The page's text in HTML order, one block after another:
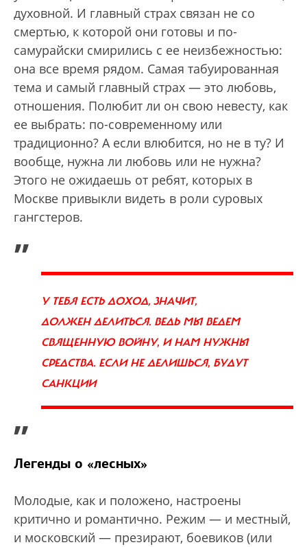
духовной. И главный страх связан не со
смертью, к которой они готовы и по-
самурайски смирились с ее неизбежностью:
она все время рядом. Самая табуированная
тема и самый главный страх — это любовь,
отношения. Полюбит ли он свою невесту, как
ее выбрать: по-современному или
традиционно? А если влюбится, но не в ту? И
вообще, нужна ли любовь или не нужна?
Этого не ожидаешь от ребят, которых в
Москве привыкли видеть в роли суровых
гангстеров.
„
У ТЕБЯ ЕСТЬ ДОХОД, ЗНАЧИТ,
ДОЛЖЕН ДЕЛИТЬСЯ. ВЕДЬ МЫ ВЕДЕМ
СВЯЩЕННУЮ ВОЙНУ, И НАМ НУЖНЫ
СРЕДСТВА. ЕСЛИ НЕ ДЕЛИШЬСЯ, БУДУТ
САНКЦИИ
”
Легенды о «лесных»
Молодые, как и положено, настроены
критично и романтично. Режим — и местный,
и московский — презирают, боевиков (или